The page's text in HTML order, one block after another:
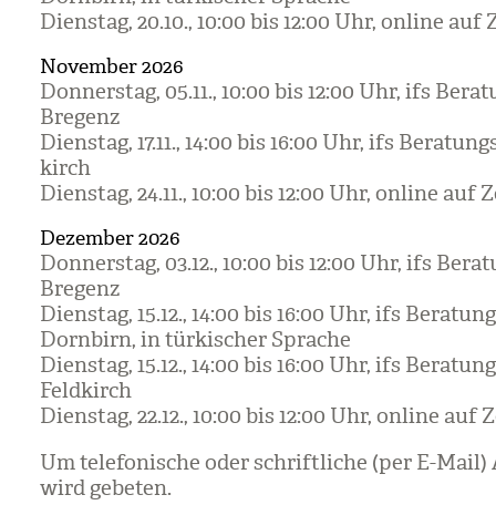
Diens­tag, 20.10., 10:00 bis 12:00 Uhr, online auf
November 2026
Don­ners­tag, 05.11., 10:00 bis 12:00 Uhr, ifs
Bre­genz
Diens­tag, 17.11., 14:00 bis 16:00 Uhr, ifs
kirch
Diens­tag, 24.11., 10:00 bis 12:00 Uhr, online auf
Dezember 2026
Don­ners­tag, 03.12., 10:00 bis 12:00 Uhr, ifs
Bre­genz
Diens­tag, 15.12., 14:00 bis 16:00 Uhr, ifs
Dorn­birn, in tür­ki­scher Spra­che
Diens­tag, 15.12., 14:00 bis 16:00 Uhr, ifs
Feld­kirch
Diens­tag, 22.12., 10:00 bis 12:00 Uhr, online auf
Um tele­fo­ni­sche oder schrift­li­che (per E-Mail)
wird gebe­ten.